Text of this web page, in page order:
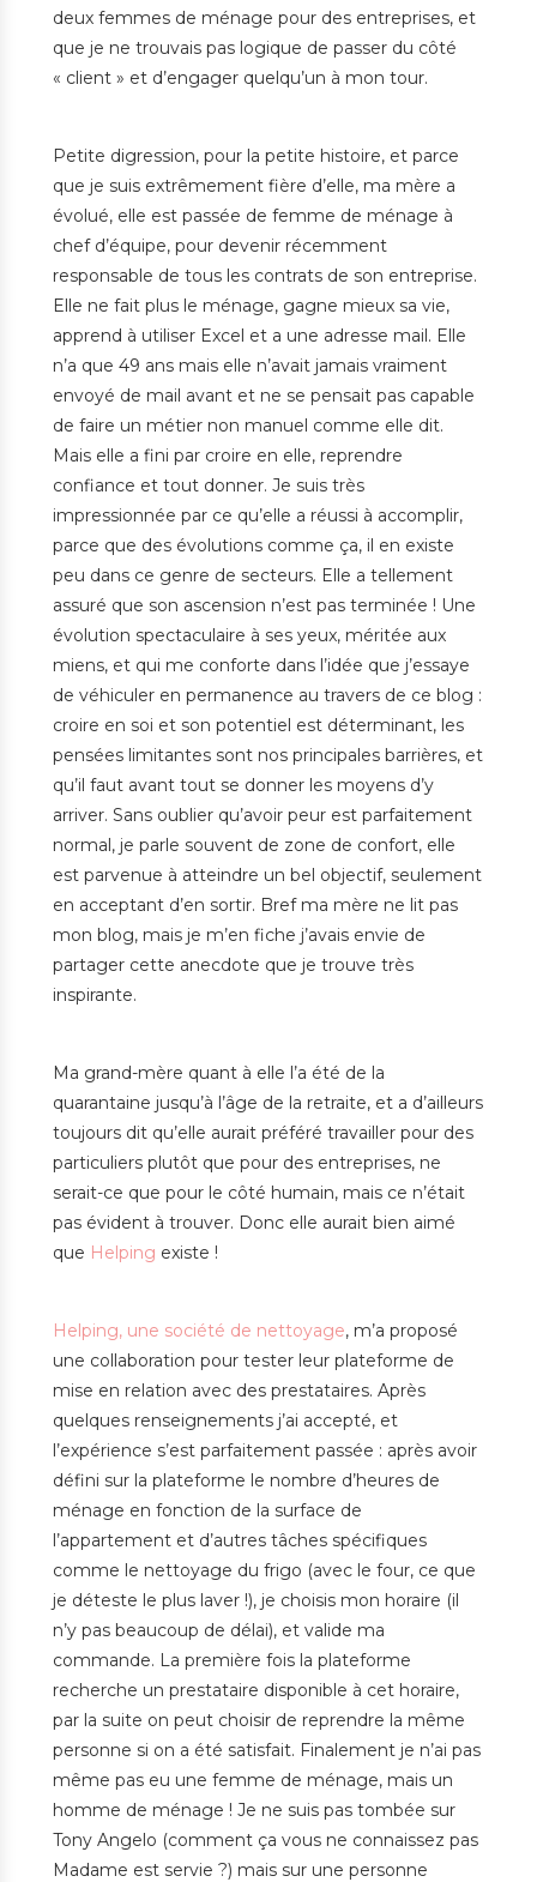
deux femmes de ménage pour des entreprises, et
que je ne trouvais pas logique de passer du côté
« client » et d’engager quelqu’un à mon tour.
Petite digression, pour la petite histoire, et parce
que je suis extrêmement fière d’elle, ma mère a
évolué, elle est passée de femme de ménage à
chef d’équipe, pour devenir récemment
responsable de tous les contrats de son entreprise.
Elle ne fait plus le ménage, gagne mieux sa vie,
apprend à utiliser Excel et a une adresse mail. Elle
n’a que 49 ans mais elle n’avait jamais vraiment
envoyé de mail avant et ne se pensait pas capable
de faire un métier non manuel comme elle dit.
Mais elle a fini par croire en elle, reprendre
confiance et tout donner. Je suis très
impressionnée par ce qu’elle a réussi à accomplir,
parce que des évolutions comme ça, il en existe
peu dans ce genre de secteurs. Elle a tellement
assuré que son ascension n’est pas terminée ! Une
évolution spectaculaire à ses yeux, méritée aux
miens, et qui me conforte dans l’idée que j’essaye
de véhiculer en permanence au travers de ce blog :
croire en soi et son potentiel est déterminant, les
pensées limitantes sont nos principales barrières, et
qu’il faut avant tout se donner les moyens d’y
arriver. Sans oublier qu’avoir peur est parfaitement
normal, je parle souvent de zone de confort, elle
est parvenue à atteindre un bel objectif, seulement
en acceptant d’en sortir. Bref ma mère ne lit pas
mon blog, mais je m’en fiche j’avais envie de
partager cette anecdote que je trouve très
inspirante.
Ma grand-mère quant à elle l’a été de la
quarantaine jusqu’à l’âge de la retraite, et a d’ailleurs
toujours dit qu’elle aurait préféré travailler pour des
particuliers plutôt que pour des entreprises, ne
serait-ce que pour le côté humain, mais ce n’était
pas évident à trouver. Donc elle aurait bien aimé
que Helping existe !
Helping, une société de nettoyage, m’a proposé
une collaboration pour tester leur plateforme de
mise en relation avec des prestataires. Après
quelques renseignements j’ai accepté, et
l’expérience s’est parfaitement passée : après avoir
défini sur la plateforme le nombre d’heures de
ménage en fonction de la surface de
l’appartement et d’autres tâches spécifiques
comme le nettoyage du frigo (avec le four, ce que
je déteste le plus laver !), je choisis mon horaire (il
n’y pas beaucoup de délai), et valide ma
commande. La première fois la plateforme
recherche un prestataire disponible à cet horaire,
par la suite on peut choisir de reprendre la même
personne si on a été satisfait. Finalement je n’ai pas
même pas eu une femme de ménage, mais un
homme de ménage ! Je ne suis pas tombée sur
Tony Angelo (comment ça vous ne connaissez pas
Madame est servie ?) mais sur une personne